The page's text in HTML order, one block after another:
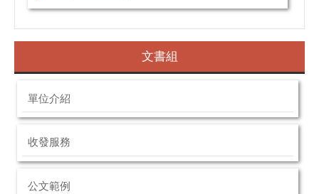
文書組
單位介紹
收發服務
公文範例